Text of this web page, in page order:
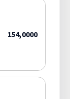
154,0000